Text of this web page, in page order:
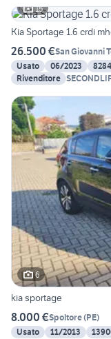
15
Kia Sportage 1.6 crdi
26.500 €San Giovanni
Usato
06/2023
Rivenditore
6
kia sportage
8.000 €Spoltore(PE)
Usato
11/2013